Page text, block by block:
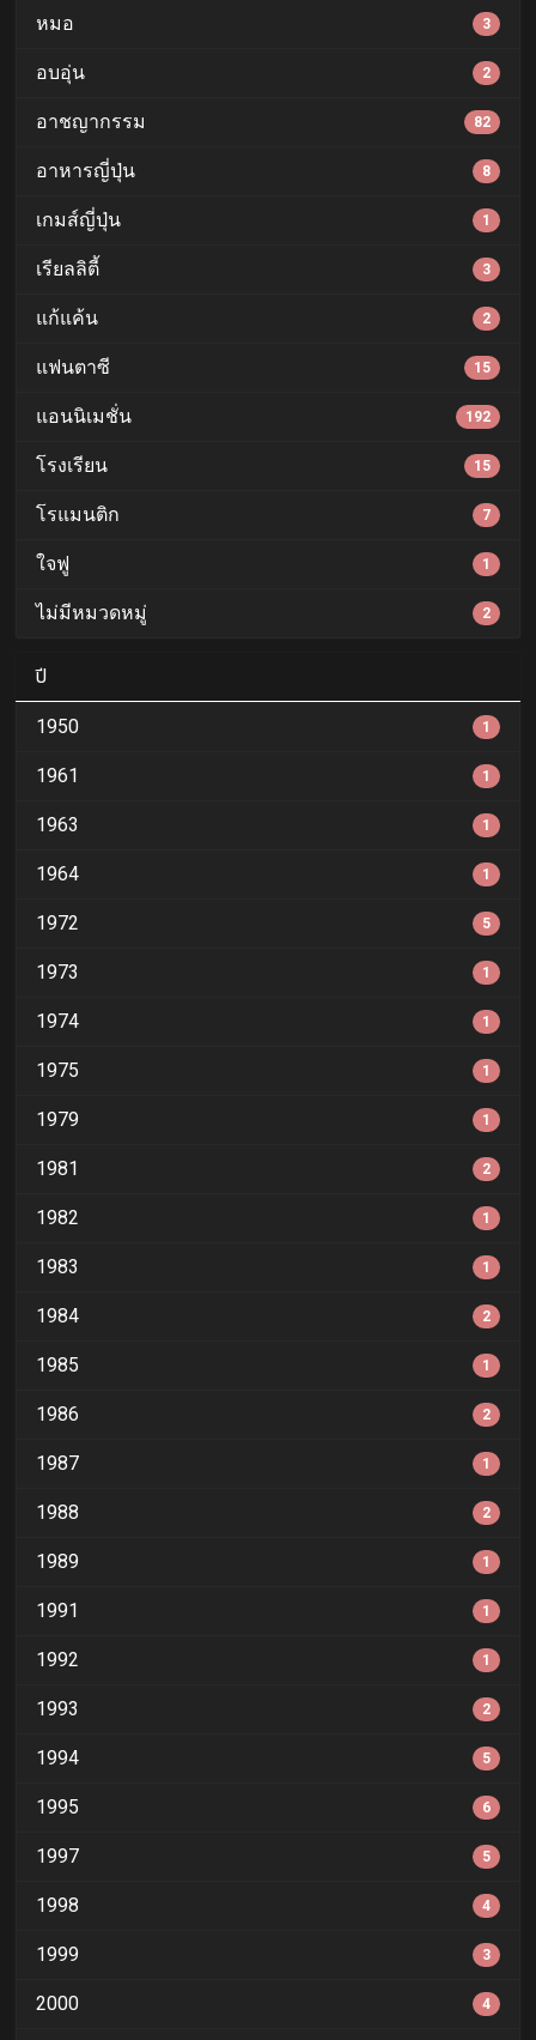
หมอ 3
อบอุ่น 2
อาชญากรรม 82
อาหารญี่ปุ่น 8
เกมส์ญี่ปุ่น 1
เรียลลิตี้ 3
แก้แค้น 2
แฟนตาซี 15
แอนนิเมชั่น 192
โรงเรียน 15
โรแมนติก 7
ใจฟู 1
ไม่มีหมวดหมู่ 2
ปี
1950 1
1961 1
1963 1
1964 1
1972 5
1973 1
1974 1
1975 1
1979 1
1981 2
1982 1
1983 1
1984 2
1985 1
1986 2
1987 1
1988 2
1989 1
1991 1
1992 1
1993 2
1994 5
1995 6
1997 5
1998 4
1999 3
2000 4